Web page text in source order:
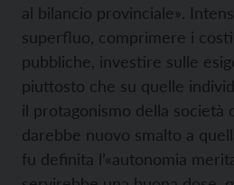
al bilancio provinciale».
superfluo, comprimere i
pubbliche, investire sulle
piuttosto che su quelle
il protagonismo della società
darebbe nuovo smalto a
fu definita l’«autonomia